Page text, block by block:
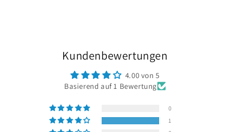
Kundenbewertungen
4.00 von 5
Basierend auf 1 Bewertung
0
1